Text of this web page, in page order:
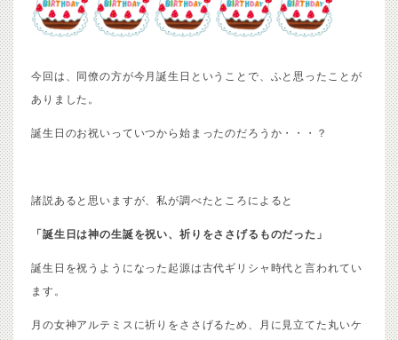
今回は、同僚の方が今月誕生日ということで、ふと思ったことが
ありました。
誕生日のお祝いっていつから始まったのだろうか・・・？
諸説あると思いますが、私が調べたところによると
「誕生日は神の生誕を祝い、祈りをささげるものだった」
誕生日を祝うようになった起源は古代ギリシャ時代と言われてい
ます。
月の女神アルテミスに祈りをささげるため、月に見立てた丸いケ